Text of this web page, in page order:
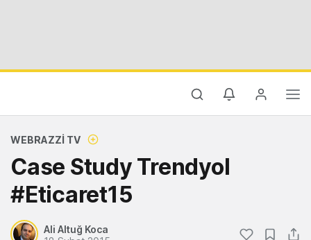
WEBRAZZI TV
Case Study Trendyol
#Eticaret15
Ali Altuğ Koca